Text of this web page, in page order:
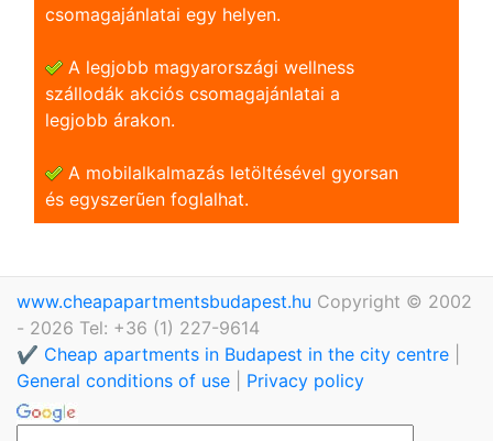
csomagajánlatai egy helyen.
A legjobb magyarországi wellness
szállodák akciós csomagajánlatai a
legjobb árakon.
A mobilalkalmazás letöltésével gyorsan
és egyszerũen foglalhat.
www.cheapapartmentsbudapest.hu Copyright © 2002
- 2026 Tel: +36 (1) 227-9614
✔️ Cheap apartments in Budapest in the city centre
General conditions of use
Privacy policy